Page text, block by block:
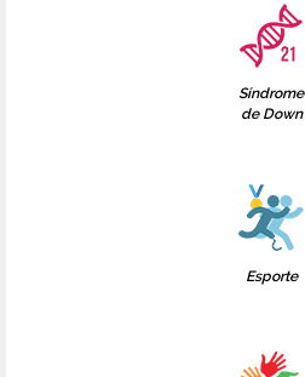
Síndrome
de Down
Esporte